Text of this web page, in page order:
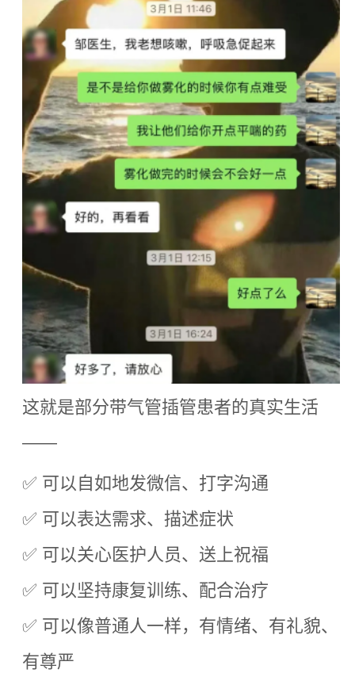
这就是部分带气管插管患者的真实生活
——
✅ 可以自如地发微信、打字沟通
✅ 可以表达需求、描述症状
✅ 可以关心医护人员、送上祝福
✅ 可以坚持康复训练、配合治疗
✅ 可以像普通人一样，有情绪、有礼貌、
有尊严